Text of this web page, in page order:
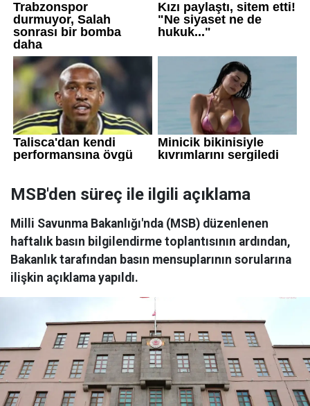
MSB'den süreç ile ilgili açıklama
Milli Savunma Bakanlığı'nda (MSB) düzenlenen
haftalık basın bilgilendirme toplantısının ardından,
Bakanlık tarafından basın mensuplarının sorularına
ilişkin açıklama yapıldı.